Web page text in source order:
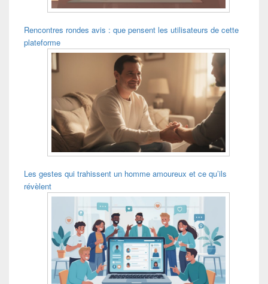
Rencontres rondes avis : que pensent les utilisateurs de cette
plateforme
Les gestes qui trahissent un homme amoureux et ce qu’ils
révèlent